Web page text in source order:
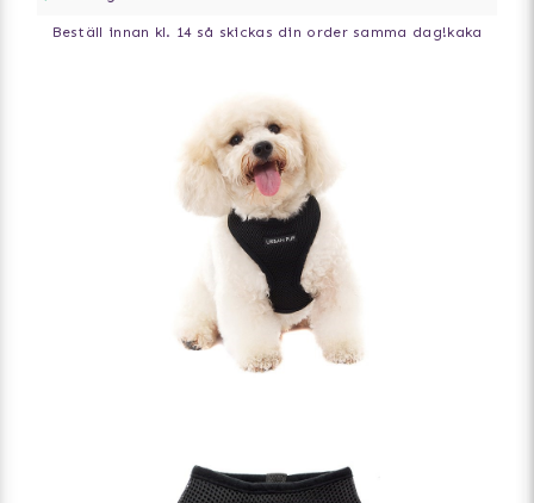
Beställ innan kl. 14 så skickas din order samma dag!kaka